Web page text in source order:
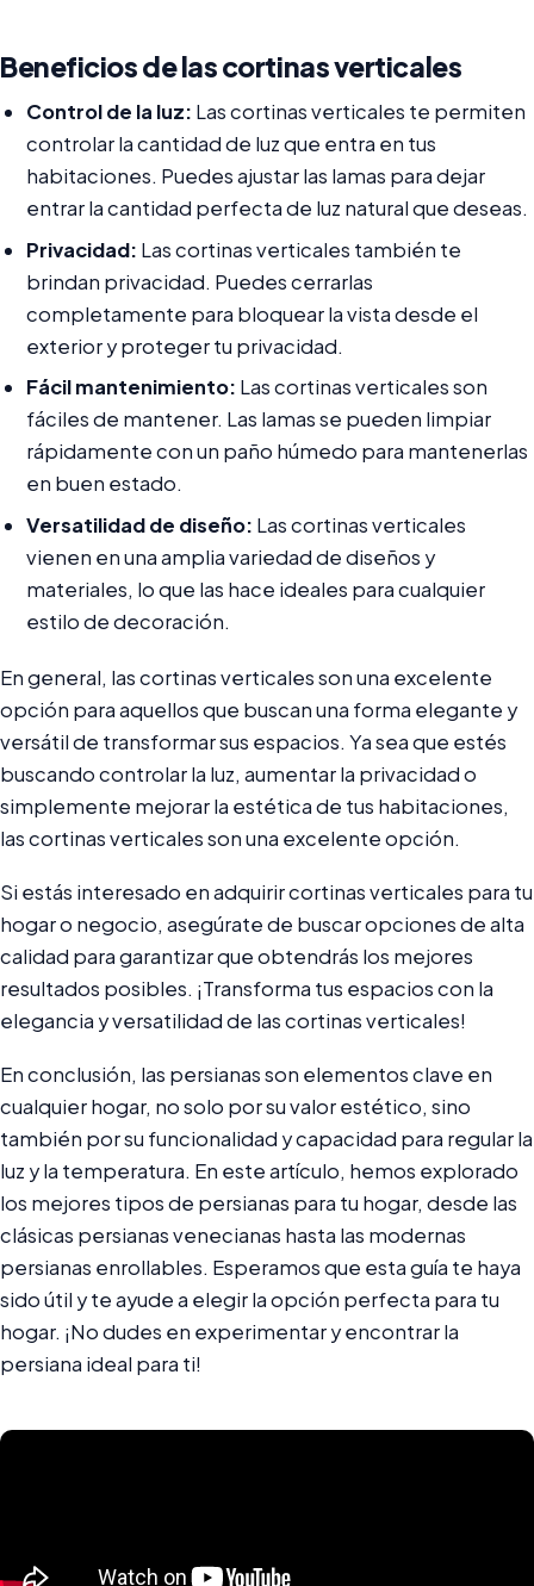
Beneficios de las cortinas verticales
Control de la luz: Las cortinas verticales te permiten
controlar la cantidad de luz que entra en tus
habitaciones. Puedes ajustar las lamas para dejar
entrar la cantidad perfecta de luz natural que deseas.
Privacidad: Las cortinas verticales también te
brindan privacidad. Puedes cerrarlas
completamente para bloquear la vista desde el
exterior y proteger tu privacidad.
Fácil mantenimiento: Las cortinas verticales son
fáciles de mantener. Las lamas se pueden limpiar
rápidamente con un paño húmedo para mantenerlas
en buen estado.
Versatilidad de diseño: Las cortinas verticales
vienen en una amplia variedad de diseños y
materiales, lo que las hace ideales para cualquier
estilo de decoración.
En general, las cortinas verticales son una excelente
opción para aquellos que buscan una forma elegante y
versátil de transformar sus espacios. Ya sea que estés
buscando controlar la luz, aumentar la privacidad o
simplemente mejorar la estética de tus habitaciones,
las cortinas verticales son una excelente opción.
Si estás interesado en adquirir cortinas verticales para tu
hogar o negocio, asegúrate de buscar opciones de alta
calidad para garantizar que obtendrás los mejores
resultados posibles. ¡Transforma tus espacios con la
elegancia y versatilidad de las cortinas verticales!
En conclusión, las persianas son elementos clave en
cualquier hogar, no solo por su valor estético, sino
también por su funcionalidad y capacidad para regular la
luz y la temperatura. En este artículo, hemos explorado
los mejores tipos de persianas para tu hogar, desde las
clásicas persianas venecianas hasta las modernas
persianas enrollables. Esperamos que esta guía te haya
sido útil y te ayude a elegir la opción perfecta para tu
hogar. ¡No dudes en experimentar y encontrar la
persiana ideal para ti!